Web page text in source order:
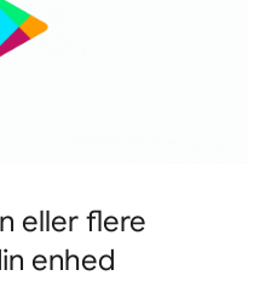
eller flere
enhed